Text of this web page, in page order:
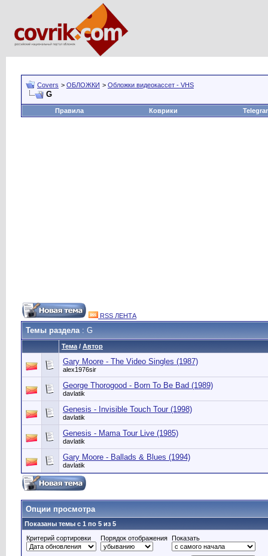
Covers > ОБЛОЖКИ > Обложки видеокассет - VHS
G
Правила Коврики
RSS ЛЕНТА
Темы раздела: G
Тема / Автор
Gary Moore - The Video Singles (1987)
alex1976sir
George Thorogood - Born To Be Bad (1989)
davlatik
Genesis - Invisible Touch Tour (1998)
davlatik
Genesis - Mama Tour Live (1985)
davlatik
Gary Moore - Ballads & Blues (1994)
davlatik
Опции просмотра
Показаны темы с 1 по 5 из 5
Критерий сортировки
Порядок отображения Показать